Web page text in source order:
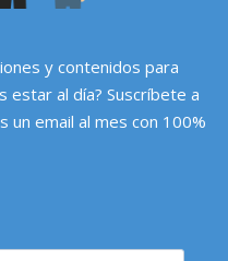
y contenidos para
estar al día? Suscríbete a
un email al mes con 100%